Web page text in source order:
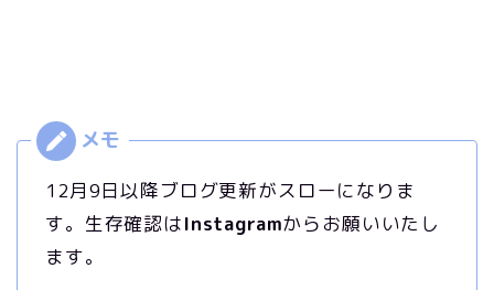
12月9日以降ブログ更新がスローになりま
す。生存確認はInstagramからお願いいたし
ます。